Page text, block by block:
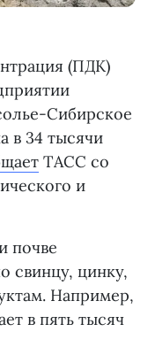
(ПДК)
Сибирское
в 34 тысячи
ТАСС со
и
почве
свинцу, цинку,
Например,
в пять тысяч